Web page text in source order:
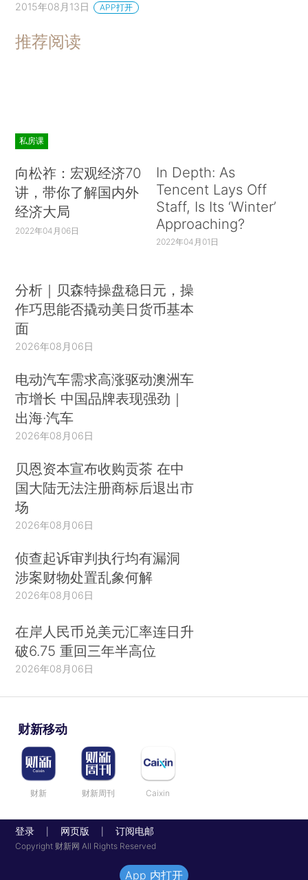
2015年08月13日 APP打开
推荐阅读
私房课
向松祚：宏观经济70
讲，带你了解国内外
经济大局
2022年04月06日
In Depth: As
Tencent Lays Off
Staff, Is Its ‘Winter’
Approaching?
2022年04月01日
分析｜贝森特操盘稳日元，操
作巧思能否撬动美日货币基本
面
2026年08月06日
电动汽车需求高涨驱动澳洲车
市增长 中国品牌表现强劲｜
出海·汽车
2026年08月06日
贝恩资本宣布收购贡茶 在中
国大陆无法注册商标后退出市
场
2026年08月06日
侦查起诉审判执行均有漏洞
涉案财物处置乱象何解
2026年08月06日
在岸人民币兑美元汇率连日升
破6.75 重回三年半高位
2026年08月06日
财新移动
财新 财新周刊 Caixin
登录 网页版 订阅电邮
Copyright 财新网 All Rights Reserved
App 内打开